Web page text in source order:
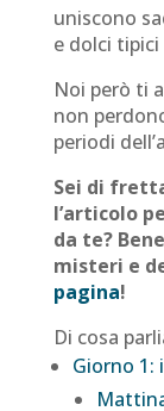
uniscono
e dolci tipici
Noi però ti
non
periodi
Sei di
l’articolo
da te?
misteri e
pagina!
Di cosa
Giorno 1: